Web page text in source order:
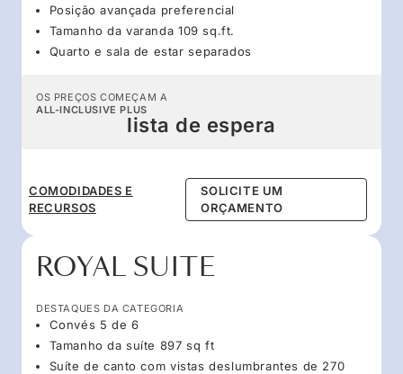
Posição avançada preferencial
Tamanho da varanda 109 sq.ft.
Quarto e sala de estar separados
OS PREÇOS COMEÇAM A
ALL-INCLUSIVE PLUS
lista de espera
COMODIDADES E
RECURSOS
SOLICITE UM
ORÇAMENTO
ROYAL SUITE
DESTAQUES DA CATEGORIA
Convés 5 de 6
Tamanho da suíte 897 sq ft
Suíte de canto com vistas deslumbrantes de 270